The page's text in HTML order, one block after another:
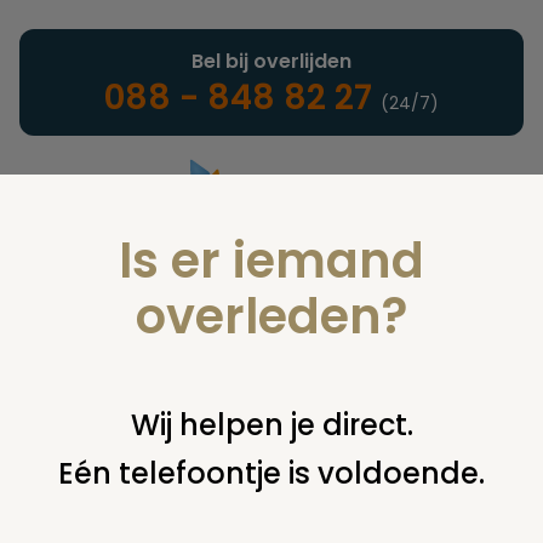
Landelijke uitvaartonderneming
Bel bij overlijden
088 - 848 82 27 (24/7)
U bent hier: home juridisch begraven grafsteen /
zerken gemeentelijke begraafplaats
Is er iemand
overleden?
Wij helpen je direct.
Eén telefoontje is voldoende.